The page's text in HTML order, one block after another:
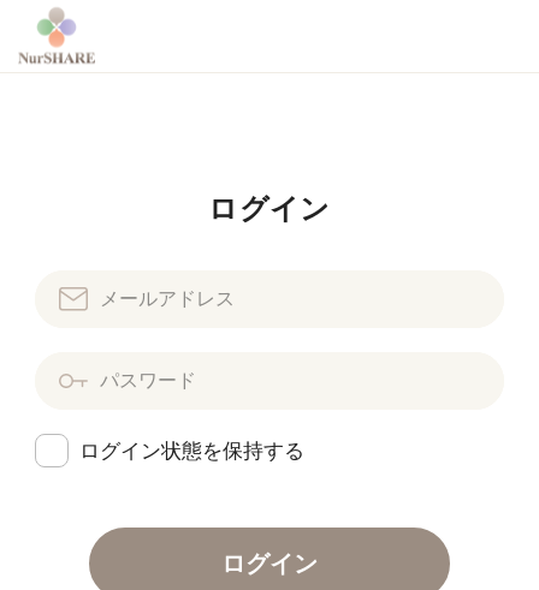
ログイン
ログイン状態を保持する